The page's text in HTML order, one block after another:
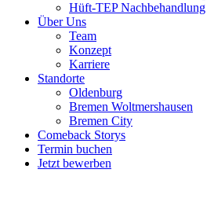
Hüft-TEP Nach­behandlung
Über Uns
Team
Konzept
Karriere
Standorte
Oldenburg
Bremen Woltmershausen
Bremen City
Comeback Storys
Termin buchen
Jetzt bewerben